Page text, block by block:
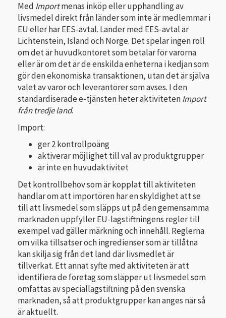
Med Importmenas inköp eller upphandling av
livsmedel direkt från länder som inte är medlemmar i
EU eller har EES-avtal. Länder med EES-avtal är
Lichtenstein, Island och Norge. Det spelar ingen roll
om det är huvudkontoret som betalar för varorna
eller är om det är de enskilda enheterna i kedjan som
gör den ekonomiska transaktionen, utan det är själva
valet av varor och leverantörer som avses. I den
standardiserade e-tjänsten heter aktivitetenImport
från tredje land.
Import:
ger 2 kontrollpoäng
aktiverar möjlighet till val av produktgrupper
är inte en huvudaktivitet
Det kontrollbehov som är kopplat till aktiviteten
handlar om att importören har en skyldighet att se
till att livsmedel som släpps ut på den gemensamma
marknaden uppfyller EU-lagstiftningens regler till
exempel vad gäller märkning och innehåll. Reglerna
om vilka tillsatser och ingredienser som är tillåtna
kan skilja sig från det land där livsmedlet är
tillverkat. Ett annat syfte med aktiviteten är att
identifiera de företag som släpper ut livsmedel som
omfattas av speciallagstiftning på den svenska
marknaden, så att produktgrupper kan anges när så
är aktuellt.